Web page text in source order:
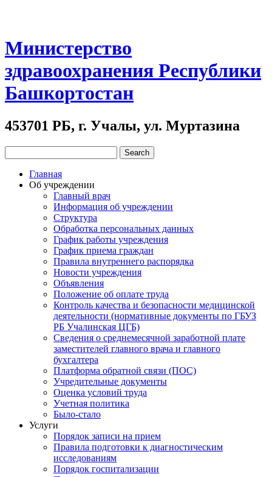
Министерство
здравоохранения Республики
Башкортостан
453701 РБ, г. Учалы, ул. Муртазина
Главная
Об учреждении
Главный врач
Информация об учреждении
Структура
Обработка персональных данных
График работы учреждения
График приема граждан
Правила внутреннего распорядка
Новости учреждения
Объявления
Положение об оплате труда
Контроль качества и безопасности медицинской
деятельности (нормативные документы по ГБУЗ
РБ Учалинская ЦГБ)
Сведения о среднемесячной заработной плате
заместителей главного врача и главного
бухгалтера
Платформа обратной связи (ПОС)
Учредительные документы
Оценка условий труда
Учетная политика
Было-стало
Услуги
Порядок записи на прием
Правила подготовки к диагностическим
исследованиям
Порядок госпитализации